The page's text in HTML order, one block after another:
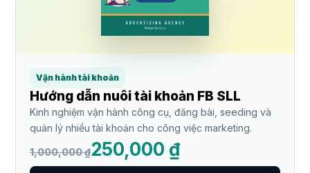
Vận hành tài khoản
Hướng dẫn nuôi tài khoản FB SLL
Kinh nghiệm vận hành công cụ, đăng bài, seeding và
quản lý nhiều tài khoản cho công việc marketing.
1,000,000 ₫250,000 ₫